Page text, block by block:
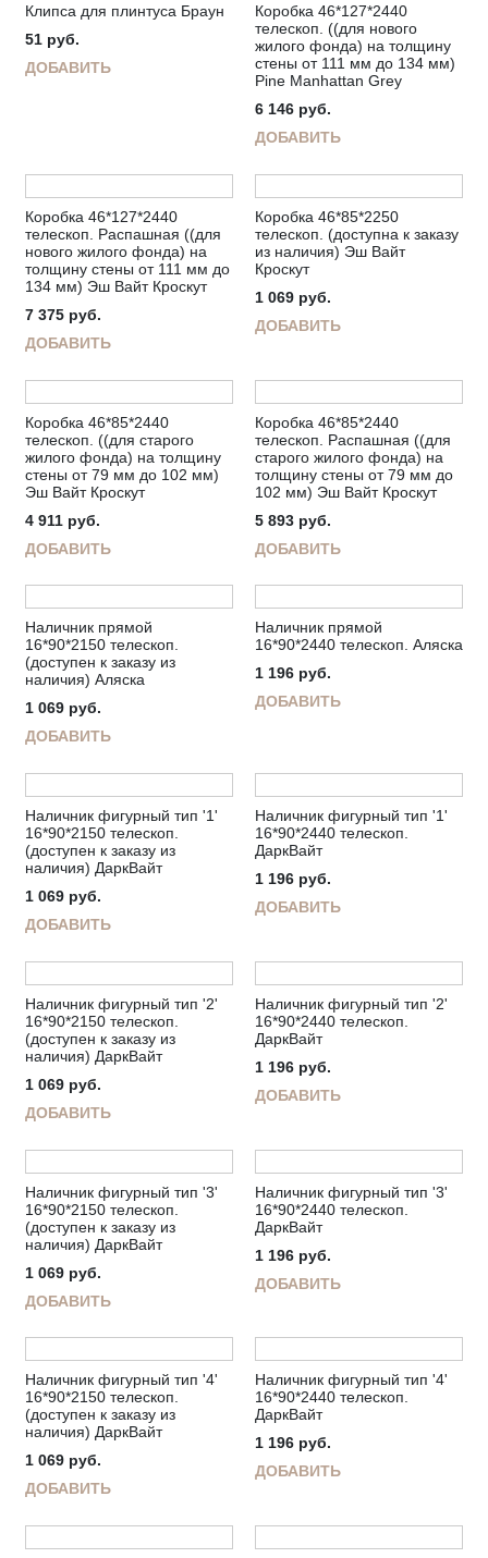
Клипса для плинтуса Браун
51 руб.
ДОБАВИТЬ
Коробка 46*127*2440
телескоп. ((для нового
жилого фонда) на толщину
стены от 111 мм до 134 мм)
Pine Manhattan Grey
6 146 руб.
ДОБАВИТЬ
Коробка 46*127*2440
телескоп. Распашная ((для
нового жилого фонда) на
толщину стены от 111 мм до
134 мм) Эш Вайт Кроскут
7 375 руб.
ДОБАВИТЬ
Коробка 46*85*2250
телескоп. (доступна к заказу
из наличия) Эш Вайт
Кроскут
1 069 руб.
ДОБАВИТЬ
Коробка 46*85*2440
телескоп. ((для старого
жилого фонда) на толщину
стены от 79 мм до 102 мм)
Эш Вайт Кроскут
4 911 руб.
ДОБАВИТЬ
Коробка 46*85*2440
телескоп. Распашная ((для
старого жилого фонда) на
толщину стены от 79 мм до
102 мм) Эш Вайт Кроскут
5 893 руб.
ДОБАВИТЬ
Наличник прямой
16*90*2150 телескоп.
(доступен к заказу из
наличия) Аляска
1 069 руб.
ДОБАВИТЬ
Наличник прямой
16*90*2440 телескоп. Аляска
1 196 руб.
ДОБАВИТЬ
Наличник фигурный тип '1'
16*90*2150 телескоп.
(доступен к заказу из
наличия) ДаркВайт
1 069 руб.
ДОБАВИТЬ
Наличник фигурный тип '1'
16*90*2440 телескоп.
ДаркВайт
1 196 руб.
ДОБАВИТЬ
Наличник фигурный тип '2'
16*90*2150 телескоп.
(доступен к заказу из
наличия) ДаркВайт
1 069 руб.
ДОБАВИТЬ
Наличник фигурный тип '2'
16*90*2440 телескоп.
ДаркВайт
1 196 руб.
ДОБАВИТЬ
Наличник фигурный тип '3'
16*90*2150 телескоп.
(доступен к заказу из
наличия) ДаркВайт
1 069 руб.
ДОБАВИТЬ
Наличник фигурный тип '3'
16*90*2440 телескоп.
ДаркВайт
1 196 руб.
ДОБАВИТЬ
Наличник фигурный тип '4'
16*90*2150 телескоп.
(доступен к заказу из
наличия) ДаркВайт
1 069 руб.
ДОБАВИТЬ
Наличник фигурный тип '4'
16*90*2440 телескоп.
ДаркВайт
1 196 руб.
ДОБАВИТЬ